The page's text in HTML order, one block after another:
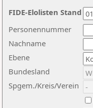
Nachname
Ebene
Personennummer
Bundesland
Spgem./Kreis/Verein
FIDE-Elolisten Stand